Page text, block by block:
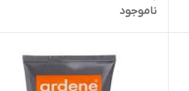
ناموجود